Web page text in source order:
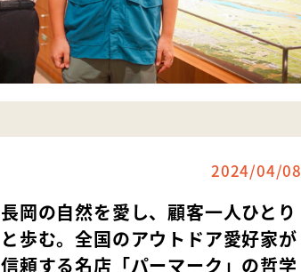
2024/04/08
長岡の自然を愛し、顧客一人ひとり
と歩む。全国のアウトドア愛好家が
信頼する名店「パーマーク」の哲学